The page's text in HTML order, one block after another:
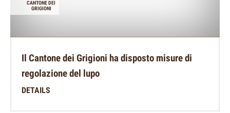
CANTONE DEI
GRIGIONI
Il Cantone dei Grigioni ha disposto misure di
regolazione del lupo
DETAILS